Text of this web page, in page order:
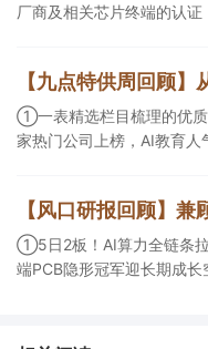
厂商及相关芯片终端的认
等方面具有丰富经验，具
产的合规资质，这家公司获
①一表精选栏目梳理的优质
家热门公司上榜，AI教育人气公司
角前瞻产业供需情况，提
①5日2板！AI算力全链条
端PCB隐形冠军迎长期成
价预期暂未被市场定价，王